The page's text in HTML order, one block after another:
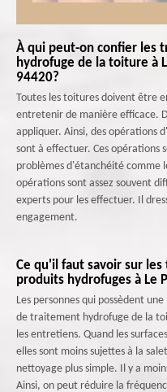
À qui peut-on confier les
hydrofuge de la toiture à
94420?
Toutes les toitures doivent être
entretenir de manière efficace.
appliquer. Ainsi, des opérations
sont à effectuer. Ces opérations
problèmes d'étanchéité comme
opérations sont assez souvent
experts pour les effectuer. Il
engagement.
Ce qu'il faut savoir sur
produits hydrofuges à Le
Les personnes qui possèdent
de traitement hydrofuge de la
les entretiens. Quand les
elles sont moins sujettes à la
nettoyage plus simple. Il y a
Ainsi, on peut réduire la